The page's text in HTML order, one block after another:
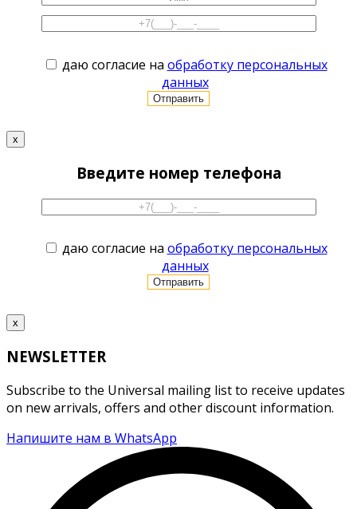
даю согласие на обработку персональных
данных
x
Введите номер телефона
даю согласие на обработку персональных
данных
x
NEWSLETTER
Subscribe to the Universal mailing list to receive updates
on new arrivals, offers and other discount information.
Напишите нам в WhatsApp